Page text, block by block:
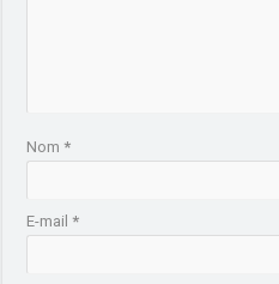
Nom*
E-mail*